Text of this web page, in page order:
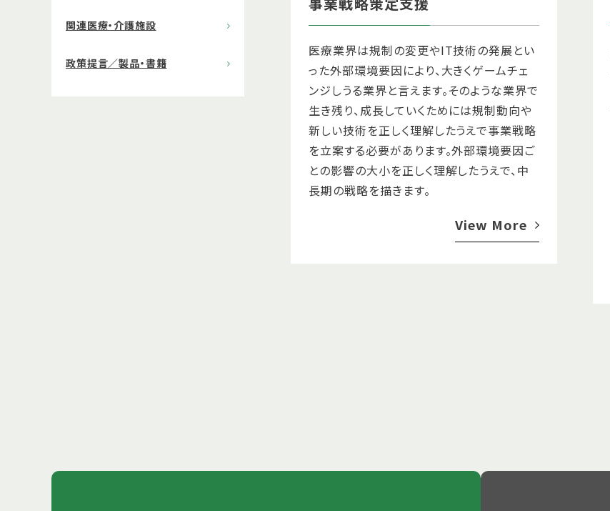
関連医療・介護施設
政策提言／製品・書籍
医療業界は規制の変更やIT技術の発展とい
った外部環境要因により、大きくゲームチェ
ンジしうる業界と言えます。そのような業界で
生き残り、成長していくためには規制動向や
新しい技術を正しく理解したうえで事業戦略
を立案する必要があります。外部環境要因ご
との影響の大小を正しく理解したうえで、中
長期の戦略を描きます。
View More